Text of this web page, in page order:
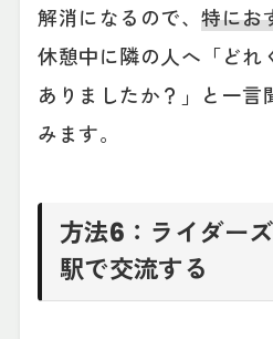
解消になるので、特にお
休憩中に隣の人へ「どれ
ありましたか？」と一言
みます。
方法6：ライダー
駅で交流する